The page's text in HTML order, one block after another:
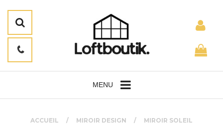
MENU
ACCUEIL MIROIR DESIGN MIROIR SOLEIL